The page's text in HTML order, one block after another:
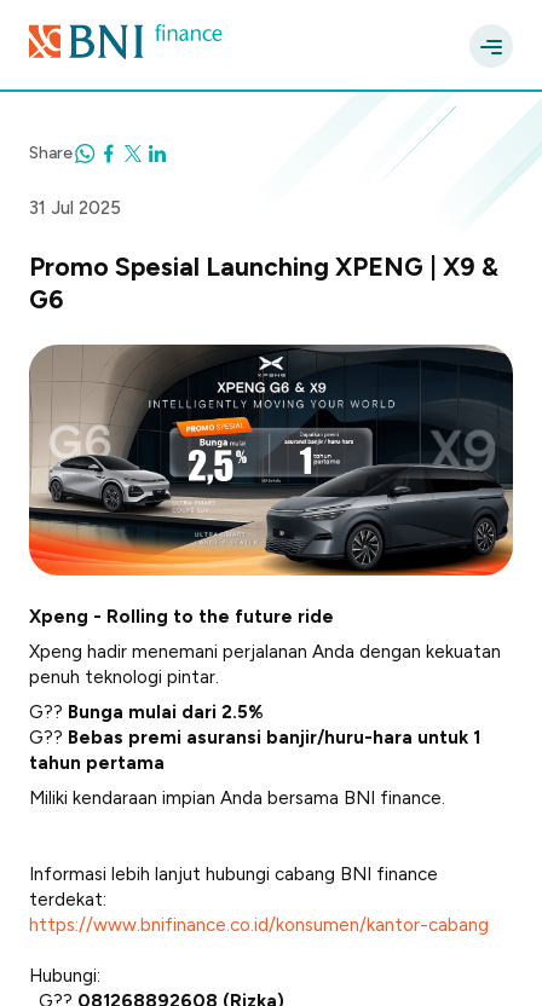
31 Jul 2025
Share
Promo Spesial Launching XPENG | X9 &
G6
Xpeng - Rolling to the future ride
Xpeng hadir menemani perjalanan Anda dengan kekuatan
penuh teknologi pintar.
G?? Bunga mulai dari 2.5%
G?? Bebas premi asuransi banjir/huru-hara untuk 1
tahun pertama
Miliki kendaraan impian Anda bersama BNI finance.
Informasi lebih lanjut hubungi cabang BNI finance
terdekat:
https://www.bnifinance.co.id/konsumen/kantor-cabang
Hubungi:
G?? 081268892608 (Rizka)